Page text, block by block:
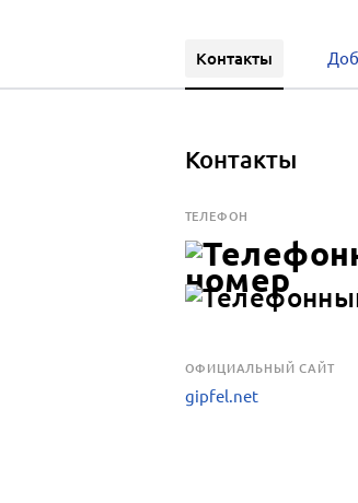
Контакты
Контакты
ТЕЛЕФОН
OФИЦИАЛЬНЫЙ САЙТ
gipfel.net